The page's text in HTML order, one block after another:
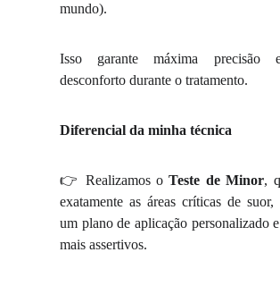
mundo).
Isso garante máxima precisão
desconforto durante o tratamento.
Diferencial da minha técnica
👉 Realizamos oTeste de Minor,
exatamente as áreas críticas de suor,
um plano de aplicação personalizado
mais assertivos.